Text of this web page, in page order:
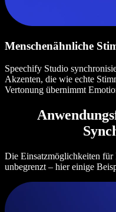
Menschenähnliche
Speechify Studio
Akzenten, die wie echte
Vertonung übernimmt
Die Einsatzmöglichkeiten
unbegrenzt – hier einige